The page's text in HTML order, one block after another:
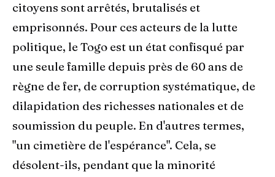
citoyens sont arrêtés, brutalisés et
emprisonnés. Pour ces acteurs de la lutte
politique, le Togo est un état confisqué par
une seule famille depuis près de 60 ans de
règne de fer, de corruption systématique, de
dilapidation des richesses nationales et de
soumission du peuple. En d'autres termes,
"un cimetière de l'espérance". Cela, se
désolent-ils, pendant que la minorité